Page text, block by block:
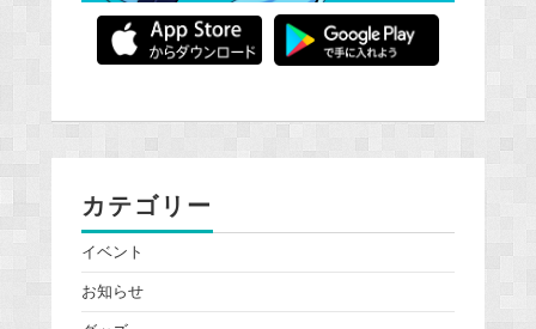
カテゴリー
イベント
お知らせ